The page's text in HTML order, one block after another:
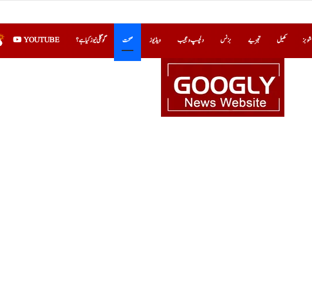
شوبز کھیل تجزیے بزنس دلچسپ و عجیب ویڈیوز صحت گوگلی نیوز کیا ہے؟ YOUTUBE